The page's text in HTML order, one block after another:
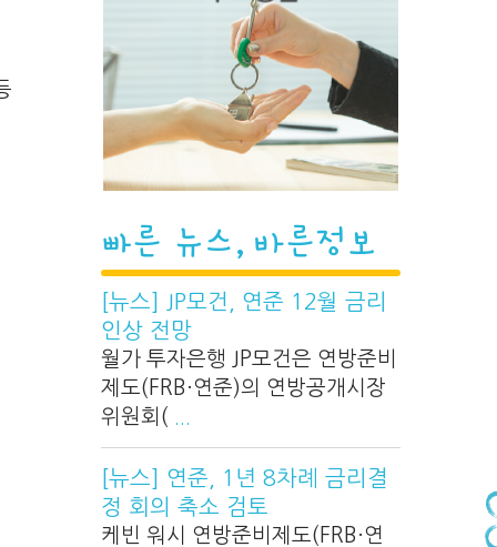
빠른 뉴스, 바른정보
[뉴스] JP모건, 연준 12월 금리
인상 전망
월가 투자은행 JP모건은 연방준비
제도(FRB·연준)의 연방공개시장
위원회(
[뉴스] 연준, 1년 8차례 금리결
정 회의 축소 검토
케빈 워시 연방준비제도(FRB·연